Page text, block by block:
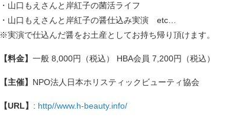
・山口もえさんと岸紅子の菌活ライフ
・山口もえさんと岸紅子の醤仕込み実演 etc…
※実演で仕込んだ醤をお土産としてお持ち帰り頂けます。
【料金】 一般 8,000円（税込） HBA会員 7,200円（税込）
【主催】 NPO法人日本ホリスティックビューティ協会
【URL】 : http//www.h-beauty.info/